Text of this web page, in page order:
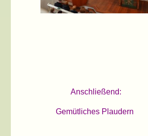
Anschließend:
Gemütliches Plaudern